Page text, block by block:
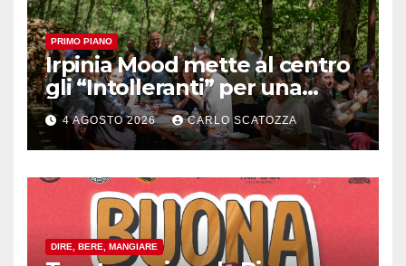
PRIMO PIANO
Irpinia Mood mette al centro
gli “Intolleranti” per una
rivoluzione sostenibile del
cibo
4 AGOSTO 2026 CARLO SCATOZZA
DIRE, BERE, MANGIARE